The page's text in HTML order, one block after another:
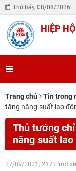
Thứ bảy, 08/08/2026
HIỆP
Trang chủ Tin trong
tăng năng suất lao
Thủ tướng
năng suất
27/09/2021, 2173 lượt